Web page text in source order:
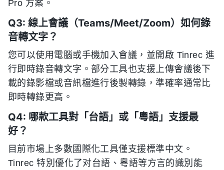
Pro 方案。
Q3: 線上會議（Teams/Meet/Zoom）如何錄
音轉文字？
您可以使用電腦或手機加入會議，並開啟 Tinrec 進
行即時錄音轉文字。部分工具也支援上傳會議後下
載的錄影檔或音訊檔進行後製轉錄，準確率通常比
即時轉錄更高。
Q4: 哪款工具對「台語」或「粵語」支援最
好？
目前市場上多數國際化工具僅支援標準中文。
Tinrec 特別優化了对台語、粵語等方言的識別能